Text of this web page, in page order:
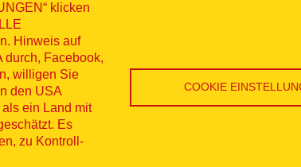
klicken
Hinweis auf
durch, Facebook,
willigen Sie
den USA
ein Land mit
Es
zu Kontroll-
COOKIE
Datenschutz